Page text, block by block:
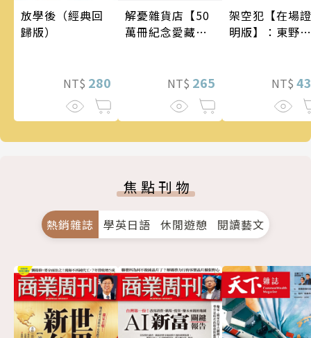
放學後（經典回
歸版）
NT$ 280
解憂雜貨店【50
萬冊紀念愛藏
NT$ 265
架空犯【在場證
明版】：東野圭
蝠》系列重磅新
NT$
焦點刊物
熱銷雜誌 學英日語 休閒遊憩 閱讀藝文